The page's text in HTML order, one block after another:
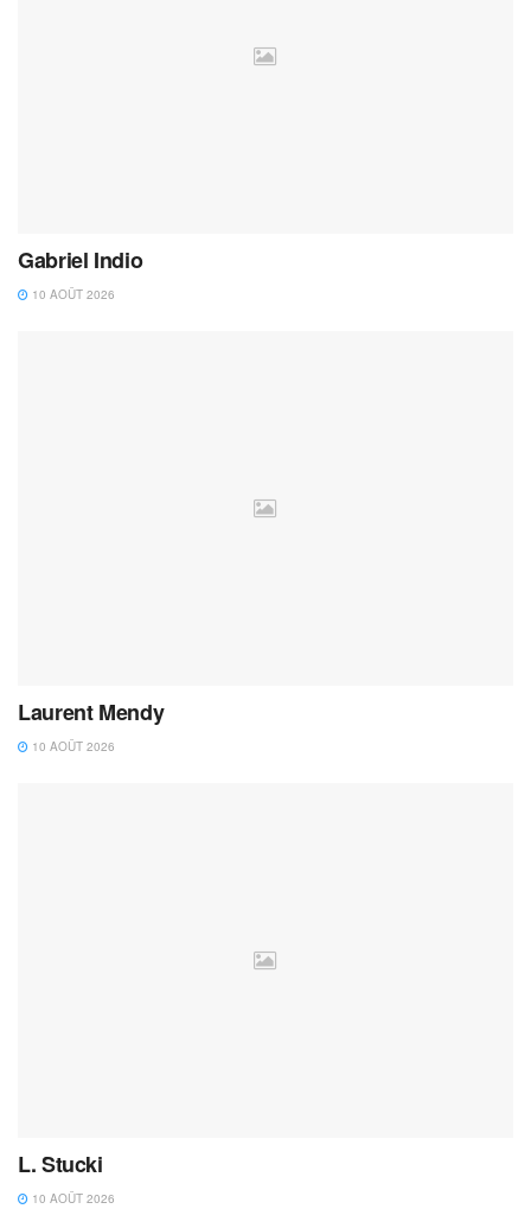
Gabriel Indio
10 AOÛT 2026
Laurent Mendy
10 AOÛT 2026
L. Stucki
10 AOÛT 2026